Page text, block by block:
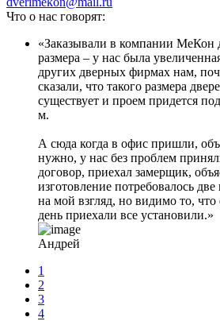
Что о нас говорят:
Заказывали в компании МеКон
размера – у нас была
других дверных фирмах нам,
сказали, что такого размера
существует и проем придется
м.
А сюда когда в офис пришли,
нужно, у нас без проблем
договор, приехал замерщик,
изготовление потребовалось
на мой взгляд, но видимо то, что
день приехали все установили.
Андрей
1
2
3
4